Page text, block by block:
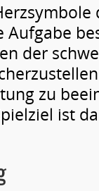
Aufgabe
der
zu
ist